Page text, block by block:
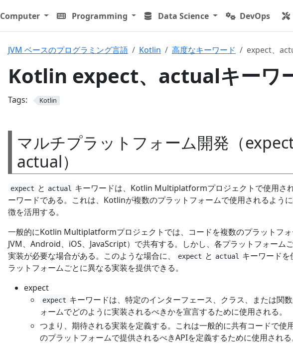
Computer Programming Data Science DevOps
JVM ベースのプログラミング言語 Kotlin 高度なキーワード expect、
Kotlin expect、actualキーワ
Tags: Kotlin
マルチプラットフォーム開発（expect
actual）
expect と actual
キーワードは、Kotlin Multiplatformプロジェクトで使用さ
ーワードである。これは、Kotlinが複数のプラットフォームで使用されるよう
徴を活用する。
一般的にKotlin Multiplatformプロジェクトでは、コードを複数のプラットフォ
JVM、Android、iOS、JavaScript）で共有する。しかし、各プラットフォーム
実装が必要な場合がある。このような場合に、
expect と actual
キーワード
ラットフォームごとに異なる実装を提供できる。
expect
expect キーワードは、特定のインターフェース、クラス、または関
ォームでどのように実装されるべきかを宣言するために使用される。
つまり、期待される実装を定義する。これは一般的に共有コードで使
のプラットフォームで提供されるべきAPIを定義するために使用される